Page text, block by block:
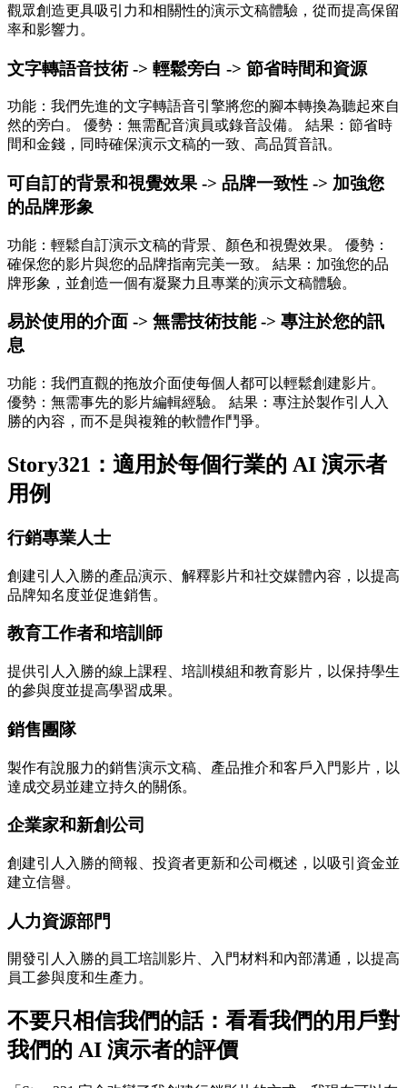
觀眾創造更具吸引力和相關性的演示文稿體驗，從而提高保留
率和影響力。
文字轉語音技術 -> 輕鬆旁白 -> 節省時間和資源
功能：我們先進的文字轉語音引擎將您的腳本轉換為聽起來自
然的旁白。 優勢：無需配音演員或錄音設備。 結果：節省時
間和金錢，同時確保演示文稿的一致、高品質音訊。
可自訂的背景和視覺效果 -> 品牌一致性 -> 加強您
的品牌形象
功能：輕鬆自訂演示文稿的背景、顏色和視覺效果。 優勢：
確保您的影片與您的品牌指南完美一致。 結果：加強您的品
牌形象，並創造一個有凝聚力且專業的演示文稿體驗。
易於使用的介面 -> 無需技術技能 -> 專注於您的訊
息
功能：我們直觀的拖放介面使每個人都可以輕鬆創建影片。
優勢：無需事先的影片編輯經驗。 結果：專注於製作引人入
勝的內容，而不是與複雜的軟體作鬥爭。
Story321：適用於每個行業的 AI 演示者
用例
行銷專業人士
創建引人入勝的產品演示、解釋影片和社交媒體內容，以提高
品牌知名度並促進銷售。
教育工作者和培訓師
提供引人入勝的線上課程、培訓模組和教育影片，以保持學生
的參與度並提高學習成果。
銷售團隊
製作有說服力的銷售演示文稿、產品推介和客戶入門影片，以
達成交易並建立持久的關係。
企業家和新創公司
創建引人入勝的簡報、投資者更新和公司概述，以吸引資金並
建立信譽。
人力資源部門
開發引人入勝的員工培訓影片、入門材料和內部溝通，以提高
員工參與度和生產力。
不要只相信我們的話：看看我們的用戶對
我們的 AI 演示者的評價